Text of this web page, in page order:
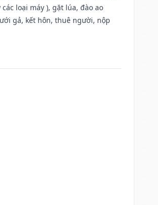
loại máy ), gặt lúa, đào ao
gả, kết hôn, thuê người, nộp